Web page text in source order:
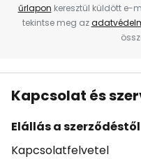
űrlapon keresztül küldött e-
tekintse meg az
Kapcsolat és
Elállás a szerződéstől
Kapcsolatfelvetel